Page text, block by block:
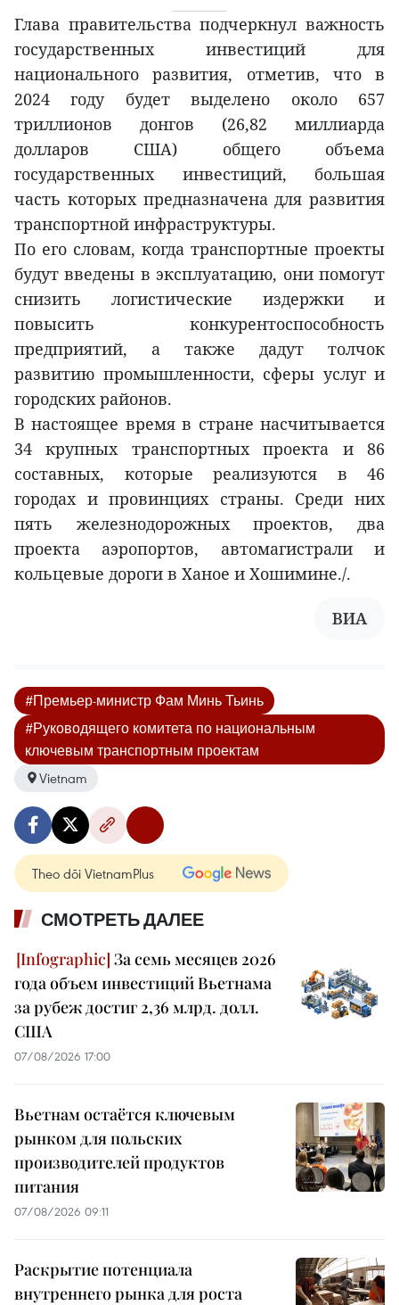
Глава правительства подчеркнул важность
государственных инвестиций для
национального развития, отметив, что в
2024 году будет выделено около 657
триллионов донгов (26,82 миллиарда
долларов США) общего объема
государственных инвестиций, большая
часть которых предназначена для развития
транспортной инфраструктуры.
По его словам, когда транспортные проекты
будут введены в эксплуатацию, они помогут
снизить логистические издержки и
повысить конкурентоспособность
предприятий, а также дадут толчок
развитию промышленности, сферы услуг и
городских районов.
В настоящее время в стране насчитывается
34 крупных транспортных проекта и 86
составных, которые реализуются в 46
городах и провинциях страны. Среди них
пять железнодорожных проектов, два
проекта аэропортов, автомагистрали и
кольцевые дороги в Ханое и Хошимине./.
ВИА
#Премьер-министр Фам Минь Тьинь
#Руководящего комитета по национальным
ключевым транспортным проектам
Vietnam
Theo dõi VietnamPlus
СМОТРЕТЬ ДАЛЕЕ
За семь месяцев 2026
года объем инвестиций Вьетнама
за рубеж достиг 2,36 млрд. долл.
США
07/08/2026 17:00
Вьетнам остаётся ключевым
рынком для польских
производителей продуктов
питания
07/08/2026 09:11
Раскрытие потенциала
внутреннего рынка для роста